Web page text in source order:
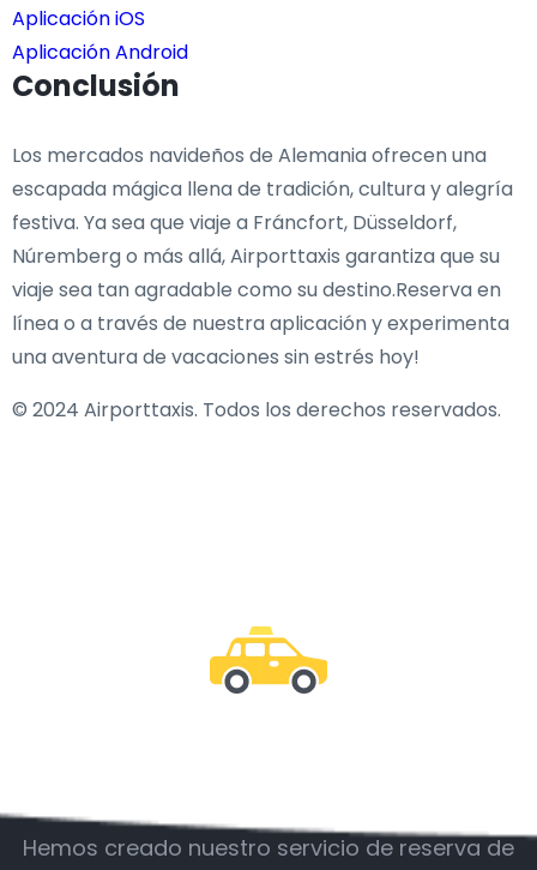
Aplicación iOS
Aplicación Android
Conclusión
Los mercados navideños de Alemania ofrecen una
escapada mágica llena de tradición, cultura y alegría
festiva. Ya sea que viaje a Fráncfort, Düsseldorf,
Núremberg o más allá, Airporttaxis garantiza que su
viaje sea tan agradable como su destino.Reserva en
línea o a través de nuestra aplicación y experimenta
una aventura de vacaciones sin estrés hoy!
© 2024 Airporttaxis. Todos los derechos reservados.
Hemos creado nuestro servicio de reserva de